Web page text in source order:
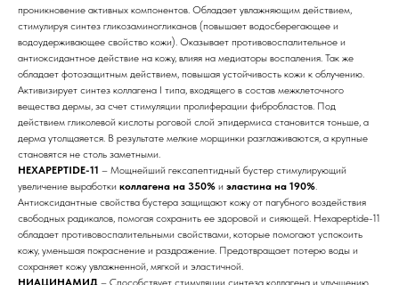
проникновение активных компонентов. Обладает увлажняющим действием,
стимулируя синтез гликозаминогликанов (повышает водосберегающее и
водоудерживающее свойство кожи). Оказывает противовоспалительное и
антиоксидантное действие на кожу, влияя на медиаторы воспаления. Так же
обладает фотозащитным действием, повышая устойчивость кожи к облучению.
Активизирует синтез коллагена I типа, входящего в состав межклеточного
вещества дермы, за счет стимуляции пролиферации фибробластов. Под
действием гликолевой кислоты роговой слой эпидермиса становится тоньше, а
дерма утолщаяется. В результате мелкие морщинки разглаживаются, а крупные
становятся не столь заметными.
HEXAPEPTIDE-11 – Мощнейший гексапептидный бустер стимулирующий
увеличение выработки коллагена на 350% и эластина на 190%.
Антиоксидантные свойства бустера защищают кожу от пагубного воздействия
свободных радикалов, помогая сохранить ее здоровой и сияющей. Hexapeptide-11
обладает противовоспалительными свойствами, которые помогают успокоить
кожу, уменьшая покраснение и раздражение. Предотвращает потерю воды и
сохраняет кожу увлажненной, мягкой и эластичной.
НИАЦИНАМИД – Способствует стимуляции синтеза коллагена и улучшению